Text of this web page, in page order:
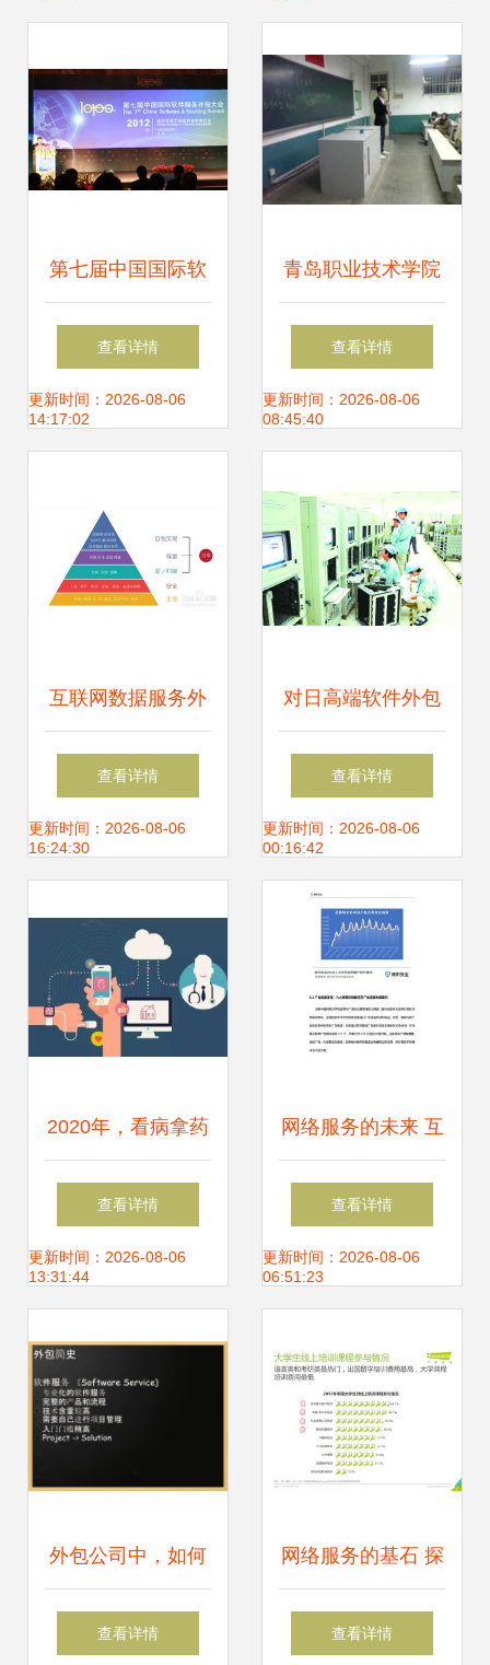
第七届中国国际软
件服务外包大会在
我市召开 聚焦互联
查看详情
更新时间：2026-08-06
14:17:02
青岛职业技术学院
软件与服务外包学
院 互联网数据服务
查看详情
更新时间：2026-08-06
08:45:40
互联网数据服务外
包 避开隐形陷阱，
必备十大注意事项
查看详情
更新时间：2026-08-06
16:24:30
对日高端软件外包
服务困局待解 挑
战、成因与破局之
道
查看详情
更新时间：2026-08-06
00:16:42
2020年，看病拿药
不出门 软件外包服
务如何赋能全民移
查看详情
更新时间：2026-08-06
13:31:44
网络服务的未来 互
联网数据资讯中心
与199it的行业洞察
查看详情
更新时间：2026-08-06
06:51:23
外包公司中，如何
成为一名优秀的互
查看详情
网络服务的基石 探
索互联网数据中心
查看详情